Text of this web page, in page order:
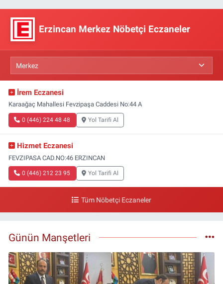
Erzincan Merkez Nöbetçi Eczaneler
İrem Eczanesi
Karaağaç Mahallesi Fevzipaşa Caddesi No:44 A
0 (446) 224 48 48 Yol Tarifi Al
Hizmet Eczanesi
FEVZIPASA CAD.NO:46 ERZINCAN
0 (446) 212 23 95 Yol Tarifi Al
Tüm Nöbetçi Eczaneler
Günün Manşetleri